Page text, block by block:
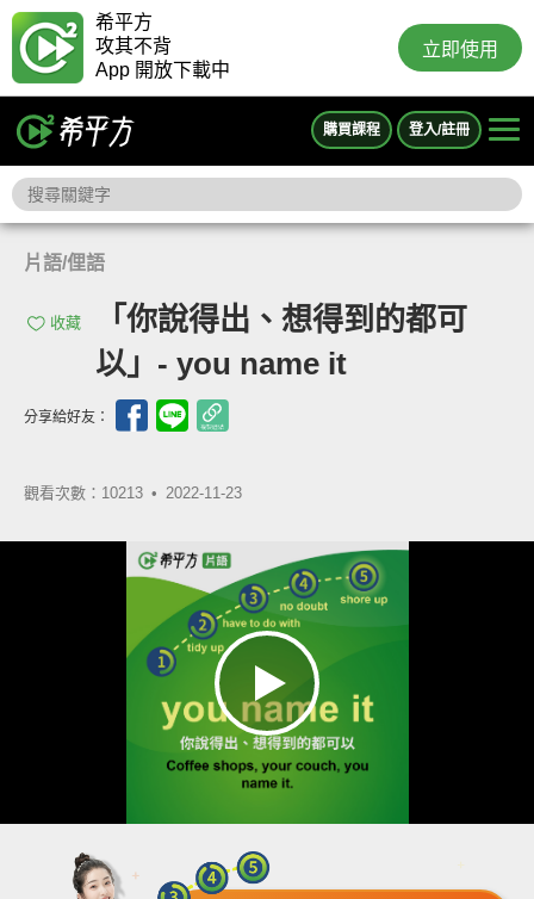
希平方
攻其不背
App 開放下載中
立即使用
購買課程 登入/註冊
片語/俚語
收藏
「你說得出、想得到的都可
以」- you name it
分享給好友：
觀看次數：10213 • 2022-11-23